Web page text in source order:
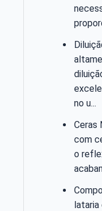
no u...
Ceras
com
o
lataria